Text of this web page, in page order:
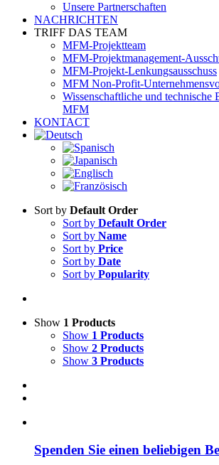
Unsere Partnerschaften
NACHRICHTEN
TRIFF DAS TEAM
MFM-Projektteam
MFM-Projektmanagement-
MFM-Projekt-Lenkungsausschuss
MFM Non-Profit-
Wissenschaftliche und technische
MFM
KONTACT
Sort by Default Order
Sort by Default Order
Sort by Name
Sort by Price
Sort by Date
Sort by Popularity
Show 1 Products
Show 1 Products
Show 2 Products
Show 3 Products
Spenden Sie einen beliebigen